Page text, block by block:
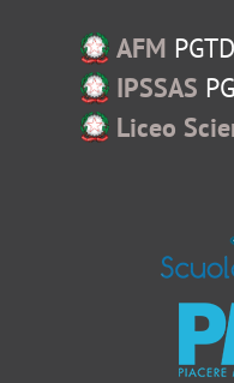
AFM
IPSSAS
Liceo